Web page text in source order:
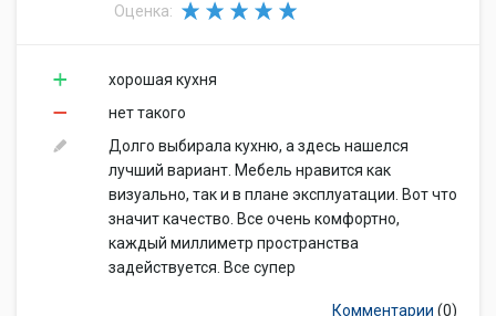
Оценка:
хорошая кухня
нет такого
Долго выбирала кухню, а здесь нашелся
лучший вариант. Мебель нравится как
визуально, так и в плане эксплуатации. Вот что
значит качество. Все очень комфортно,
каждый миллиметр пространства
задействуется. Все супер
Комментарии (0)